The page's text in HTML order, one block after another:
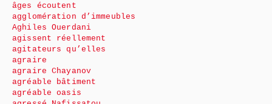
âges écoutent
agglomération d’immeubles
Aghiles Ouerdani
agissent réellement
agitateurs qu’elles
agraire
agraire Chayanov
agréable bâtiment
agréable oasis